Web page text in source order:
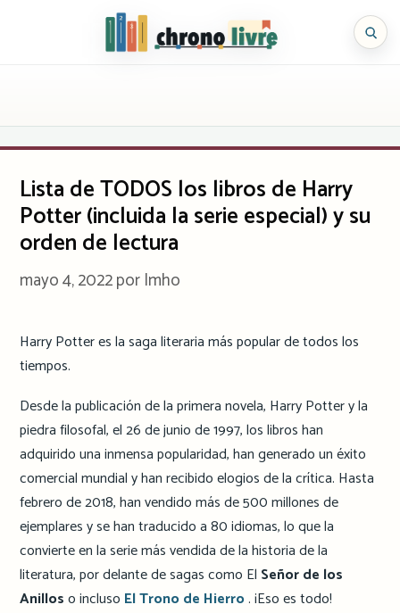
Chronolivre
Lista de TODOS los libros de Harry
Potter (incluida la serie especial) y su
orden de lectura
mayo 4, 2022porImho
Harry Potter es la saga literaria más popular de todos los
tiempos.
Desde la publicación de la primera novela, Harry Potter y la
piedra filosofal, el 26 de junio de 1997, los libros han
adquirido una inmensa popularidad, han generado un éxito
comercial mundial y han recibido elogios de la crítica. Hasta
febrero de 2018, han vendido más de 500 millones de
ejemplares y se han traducido a 80 idiomas, lo que la
convierte en la serie más vendida de la historia de la
literatura, por delante de sagas como El Señor de los
Anilloso incluso El Trono de Hierro. ¡Eso es todo!